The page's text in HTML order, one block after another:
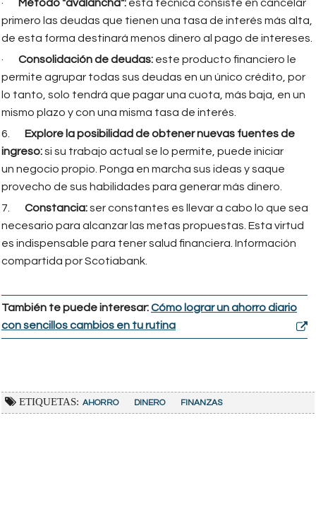
· Método "avalancha": esta técnica consiste en cancelar
primero las deudas que tienen una tasa de interés más alta,
de esta forma destinará menos dinero al pago de intereses.
· Consolidación de deudas: este producto financiero le
permite agrupar todas sus deudas en un único crédito, por
lo tanto, solo tendrá que pagar una cuota, más baja, en un
mismo plazo y con una misma tasa de interés.
6. Explore la posibilidad de obtener nuevas fuentes de
ingreso:si su trabajo actual se lo permite, puede iniciar
un negocio propio. Ponga en marcha sus ideas y saque
provecho de sus habilidades para generar más dinero.
7.
Constancia:ser constantes es llevar a cabo lo que sea
necesario para alcanzar las metas propuestas. Esta virtud
es indispensable para tener salud financiera. Información
compartida por Scotiabank.
También te puede interesar:Cómo lograr un ahorro diario
con sencillos cambios en tu rutina
ETIQUETAS: AHORRO DINERO FINANZAS